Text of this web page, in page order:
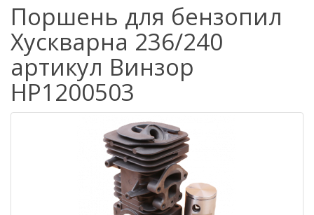
Поршень для бензопил
Хускварна 236/240
артикул Винзор
HP1200503